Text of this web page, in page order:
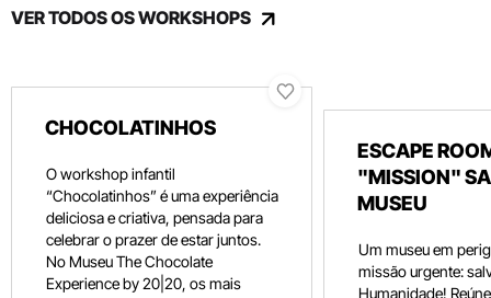
VER TODOS OS WORKSHOPS
CHOCOLATINHOS
O workshop infantil
“Chocolatinhos” é uma experiência
deliciosa e criativa, pensada para
celebrar o prazer de estar juntos.
No Museu The Chocolate
Experience by 20|20, os mais
ESCAPE
"MISSION"
MUSEU
Um museu em
missão urgente:
Humanidade!